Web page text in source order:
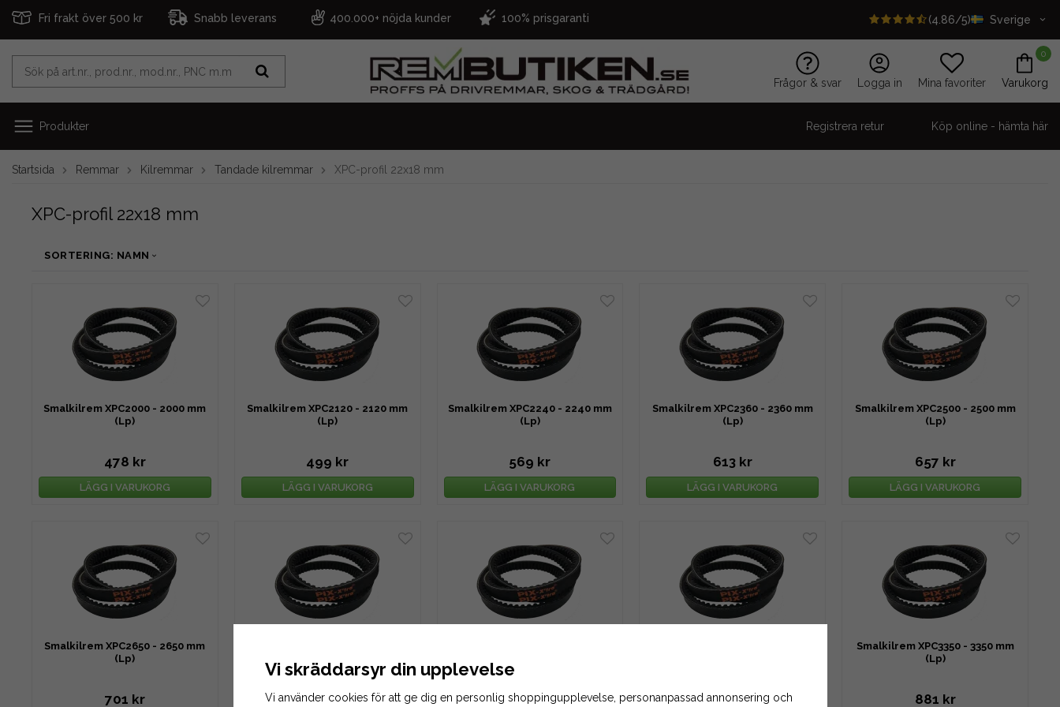
Fri frakt över 500 kr Snabb leverans 400.000+ nöjda kunder 100% prisgaranti (4.86/5) Sverige
Frågor & svar Logga in Mina favoriter
0
Varukorg
Produkter Registrera retur Köp online - hämta här
Startsida Remmar Kilremmar Tandade kilremmar XPC-profil 22x18 mm
XPC-profil 22x18 mm
SORTERING: NAMN
Smalkilrem XPC2000 - 2000 mm
(Lp)
478 kr
LÄGG I VARUKORG
Smalkilrem XPC2120 - 2120 mm
(Lp)
499 kr
LÄGG I VARUKORG
Smalkilrem XPC2240 - 2240 mm
(Lp)
569 kr
LÄGG I VARUKORG
Smalkilrem XPC2360 - 2360 mm
(Lp)
613 kr
LÄGG I VARUKORG
Smalkilrem XPC2500 - 2500 mm
(Lp)
657 kr
LÄGG I VARUKORG
Smalkilrem XPC2650 - 2650 mm
(Lp)
701 kr 747 kr 791 kr 836 kr
Smalkilrem XPC3350 - 3350 mm
(Lp)
881 kr
Vi skräddarsyr din upplevelse
Vi använder cookies för att ge dig en personlig shoppingupplevelse, personanpassad annonsering och